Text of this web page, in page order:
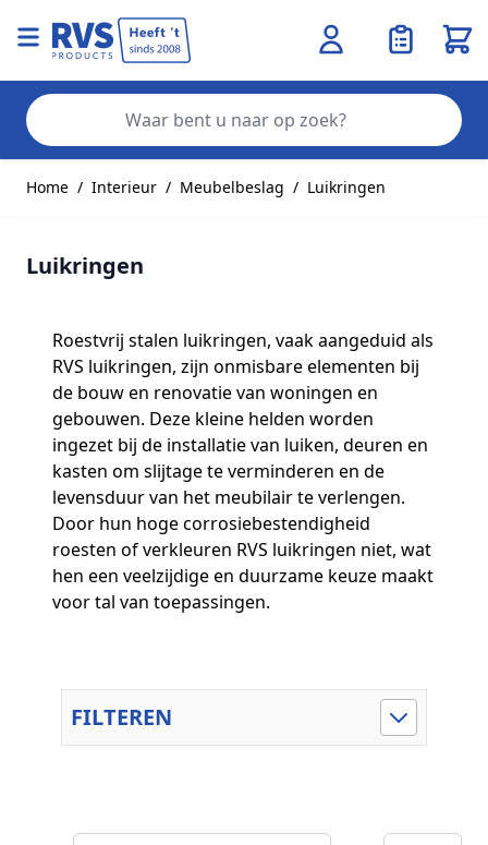
Home / Interieur / Meubelbeslag / Luikringen
Luikringen
Roestvrij stalen luikringen, vaak aangeduid als
RVS luikringen, zijn onmisbare elementen bij
de bouw en renovatie van woningen en
gebouwen. Deze kleine helden worden
ingezet bij de installatie van luiken, deuren en
kasten om slijtage te verminderen en de
levensduur van het meubilair te verlengen.
Door hun hoge corrosiebestendigheid
roesten of verkleuren RVS luikringen niet, wat
hen een veelzijdige en duurzame keuze maakt
voor tal van toepassingen.
FILTEREN